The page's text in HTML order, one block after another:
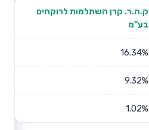
ק.ה.ר. קרן השתלמות לרוקחים
בע"מ
16.34%
9.32%
1.02%